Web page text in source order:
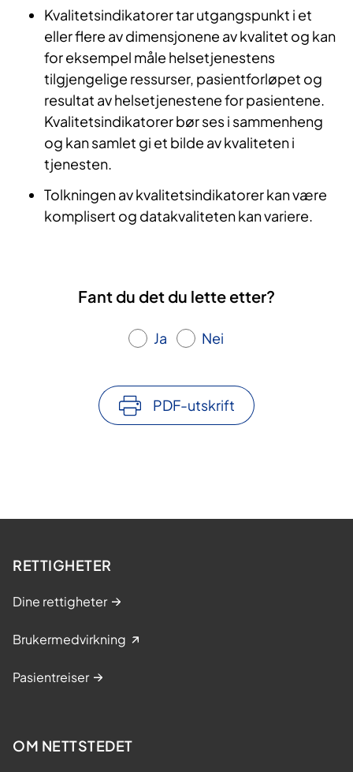
Kvalitetsindikatorer tar utgangspunkt i et
eller flere av dimensjonene av kvalitet og kan
for eksempel måle helsetjenestens
tilgjengelige ressurser, pasientforløpet og
resultat av helsetjenestene for pasientene.
Kvalitetsindikatorer bør ses i sammenheng
og kan samlet gi et bilde av kvaliteten i
tjenesten.
Tolkningen av kvalitetsindikatorer kan være
komplisert og datakvaliteten kan variere.
Fant du det du lette etter?
Ja Nei
PDF-utskrift
RETTIGHETER
Dine rettigheter
Brukermedvirkning
Pasientreiser
OM NETTSTEDET